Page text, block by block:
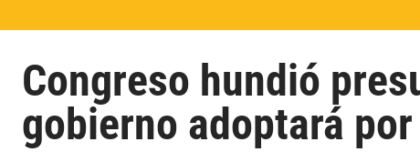
Congreso hundió
gobierno adoptará